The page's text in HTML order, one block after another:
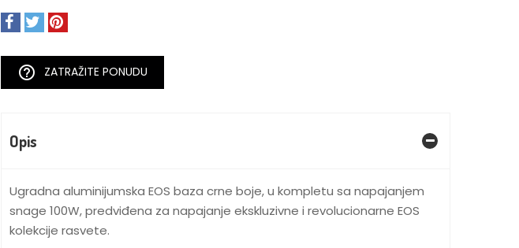
help_outline ZATRAŽITE PONUDU
Opis
Ugradna aluminijumska EOS baza crne boje, u kompletu sa napajanjem
snage 100W, predviđena za napajanje ekskluzivne i revolucionarne EOS
kolekcije rasvete.